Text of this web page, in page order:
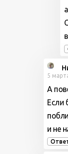
5
А
Если
и не